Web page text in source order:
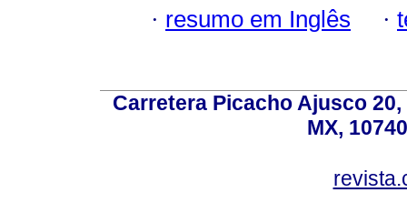
· resumo em Inglês ·
Carretera Picacho Ajusco
MX,